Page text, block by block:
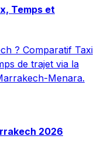
Temps et
? Comparatif Taxi
de trajet via la
Menara.
2026